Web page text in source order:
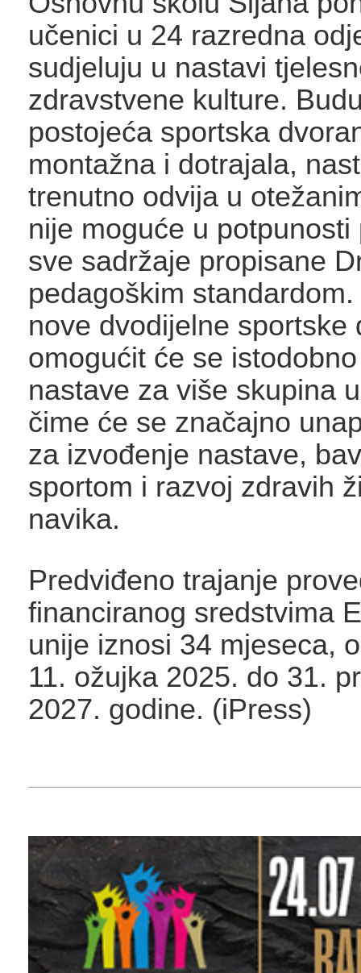
učenici u 24 razredna
sudjeluju u nastavi
zdravstvene kulture.
postojeća sportska
montažna i dotrajala,
trenutno odvija u
nije moguće u potpunosti
sve sadržaje propisane
pedagoškim
nove dvodijelne sportske
omogućit će se
nastave za više skupina
čime će se značajno
za izvođenje nastave,
sportom i razvoj zdravih
navika.
Predviđeno trajanje
financiranog sredstvima
unije iznosi 34 mjeseca,
11. ožujka 2025. do 31.
2027. godine. (iPress)